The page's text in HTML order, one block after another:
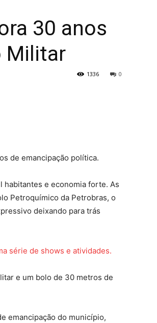
30 anos
Militar
0
1336
de emancipação política.
habitantes e economia forte. As
Petroquímico da Petrobras, o
deixando para trás
série de shows e atividades.
e um bolo de 30 metros de
emancipação do município,